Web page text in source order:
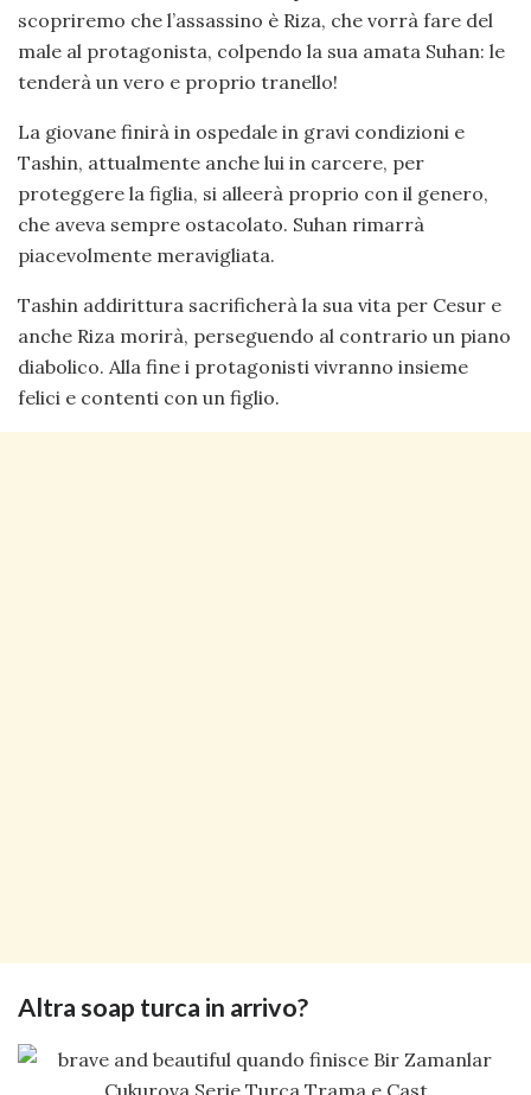
scopriremo che l’assassino è Riza, che vorrà fare del
male al protagonista, colpendo la sua amata Suhan: le
tenderà un vero e proprio tranello!
La giovane finirà in ospedale in gravi condizioni e
Tashin, attualmente anche lui in carcere, per
proteggere la figlia, si alleerà proprio con il genero,
che aveva sempre ostacolato. Suhan rimarrà
piacevolmente meravigliata.
Tashin addirittura sacrificherà la sua vita per Cesur e
anche Riza morirà, perseguendo al contrario un piano
diabolico. Alla fine i protagonisti vivranno insieme
felici e contenti con un figlio.
Altra soap turca in arrivo?